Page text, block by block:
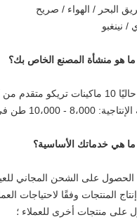
البحر / الهواء / صريح
/ نينغبو
و 10 آلات تشويه شعاع.
- 10،000 طن في السنة
على الشحن المجاني
المنتجات وفقًا لاحتياجات
على منتجات أخرى للعملاء ؛